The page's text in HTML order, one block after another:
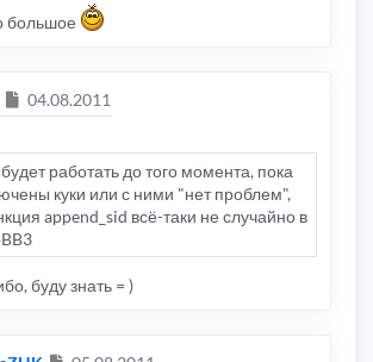
большое
Сообщение
04.08.2011
будет работать до того момента, пока
куки или с ними "нет проблем",
append_sid всё-таки не случайно в
буду знать = )